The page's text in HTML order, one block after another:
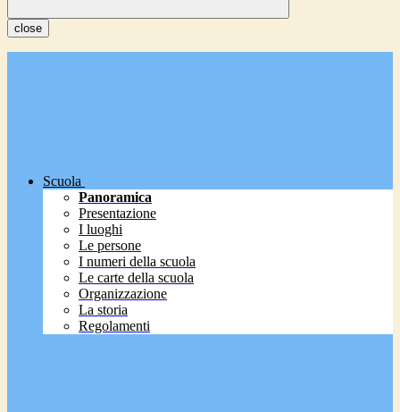
close
Scuola
Panoramica
Presentazione
I luoghi
Le persone
I numeri della scuola
Le carte della scuola
Organizzazione
La storia
Regolamenti